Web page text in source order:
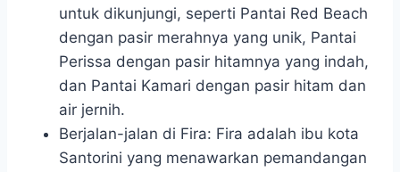
untuk dikunjungi, seperti Pantai Red Beach
dengan pasir merahnya yang unik, Pantai
Perissa dengan pasir hitamnya yang indah,
dan Pantai Kamari dengan pasir hitam dan
air jernih.
Berjalan-jalan di Fira: Fira adalah ibu kota
Santorini yang menawarkan pemandangan